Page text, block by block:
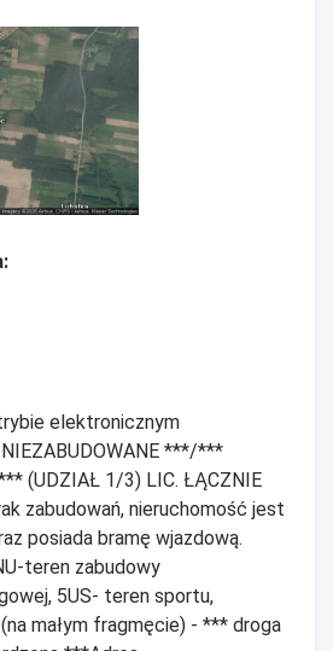
elektronicznym
***/***
(UDZIAŁ 1/3) LIC. ŁĄCZNIE
zabudowań, nieruchomość jest
posiada bramę wjazdową.
teren zabudowy
5US- teren sportu,
małym fragmęcie) - *** droga